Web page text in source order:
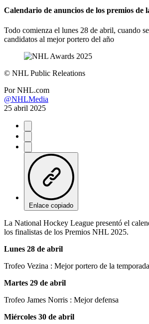
Calendario de anuncios de los premios de
Todo comienza el lunes 28 de abril, cuando
candidatos al mejor portero del año
© NHL Public Releations
Por NHL.com
@NHLMedia
25 abril 2025
Enlace copiado
La National Hockey League presentó el
los finalistas de los Premios NHL 2025.
Lunes 28 de abril
Trofeo Vezina : Mejor portero de la temporada
Martes 29 de abril
Trofeo James Norris : Mejor defensa
Miércoles 30 de abril